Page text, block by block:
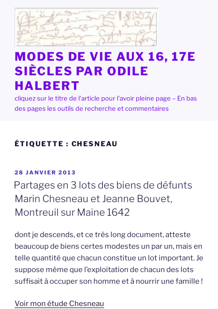
contenu
principal
MODES DE VIE AUX 16, 17E
SIÈCLES PAR ODILE
HALBERT
cliquez sur le titre de l'article pour l'avoir pleine page – En bas
des pages les outils de recherche et commentaires
ÉTIQUETTE : CHESNEAU
PUBLIÉ
LE
28 JANVIER 2013
Partages en 3 lots des biens de défunts
Marin Chesneau et Jeanne Bouvet,
Montreuil sur Maine 1642
dont je descends, et ce très long document, atteste
beaucoup de biens certes modestes un par un, mais en
telle quantité que chacun constitue un lot important. Je
suppose même que l’exploitation de chacun des lots
suffisait à occuper son homme et à nourrir une famille !
Voir mon étude Chesneau